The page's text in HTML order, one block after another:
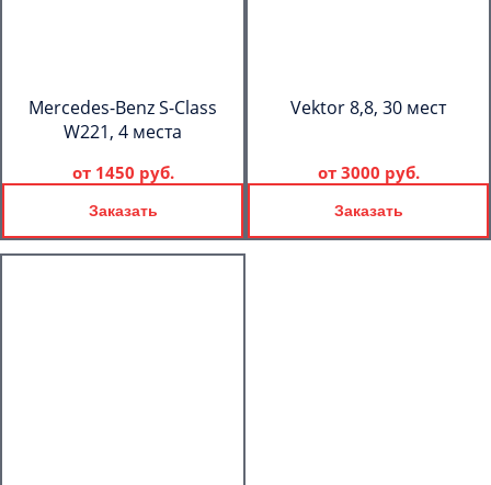
Mercedes-Benz S-Class
W221, 4 места
от 1450 руб.
Заказать
Vektor 8,8, 30 мест
от 3000 руб.
Заказать